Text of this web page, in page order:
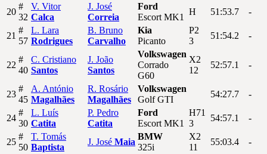
20
#
32
V. Vitor
Calca
J. José
Correia
Ford
Escort MK1
H 51:53.7 -
21
#
57
L. Lara
Rodrigues
B. Bruno
Carvalho
Kia
Picanto
P2
3
51:54.2 -
22
#
40
C. Cristiano
Santos
J. João
Santos
Volkswagen
Corrado
G60
X2
12
52:57.1 -
23
#
45
A. António
Magalhães
R. Rosário
Magalhães
Volkswagen
Golf GTI
54:27.7 -
24
#
30
L. Luís
Catita
P. Pedro
Catita
Ford
Escort MK1
H71
3
54:57.1 -
25
#
50
T. Tomás
Baptista
J. José Maia
BMW
325i
X2
11
55:03.4 -